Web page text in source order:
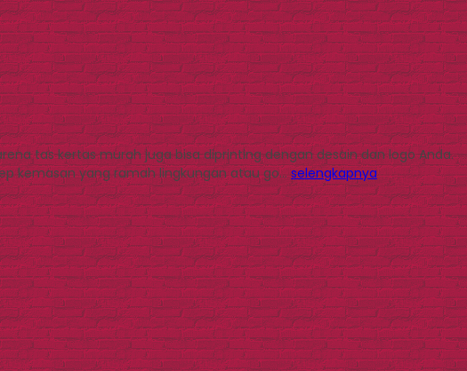
tas kertas murah juga bisa diprinting dengan desain dan logo Anda.
kemasan yang ramah lingkungan atau go…selengkapnya